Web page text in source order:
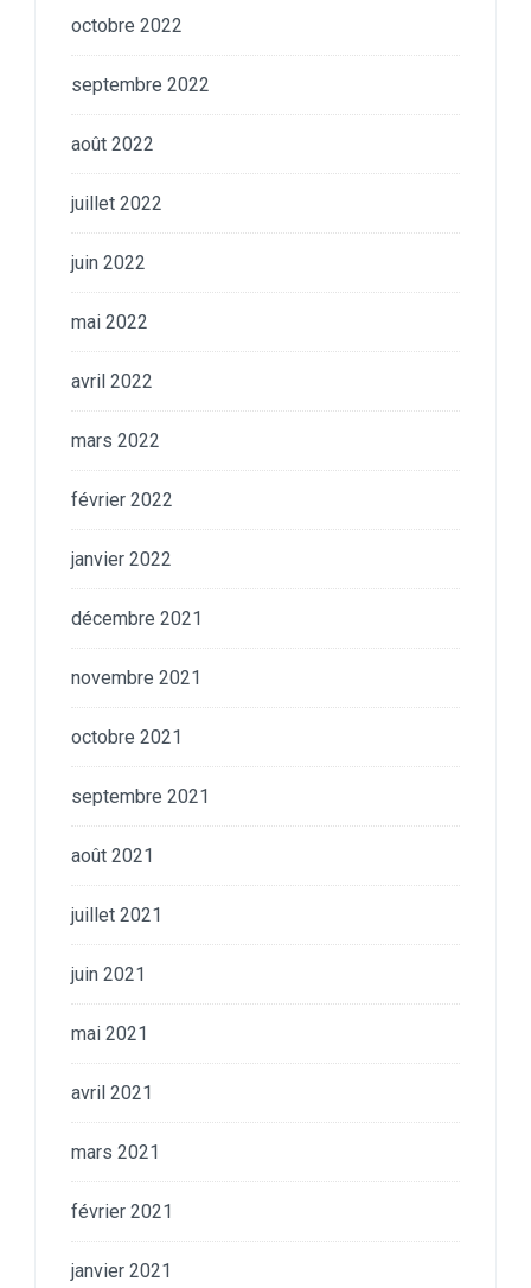
octobre 2022
septembre 2022
août 2022
juillet 2022
juin 2022
mai 2022
avril 2022
mars 2022
février 2022
janvier 2022
décembre 2021
novembre 2021
octobre 2021
septembre 2021
août 2021
juillet 2021
juin 2021
mai 2021
avril 2021
mars 2021
février 2021
janvier 2021